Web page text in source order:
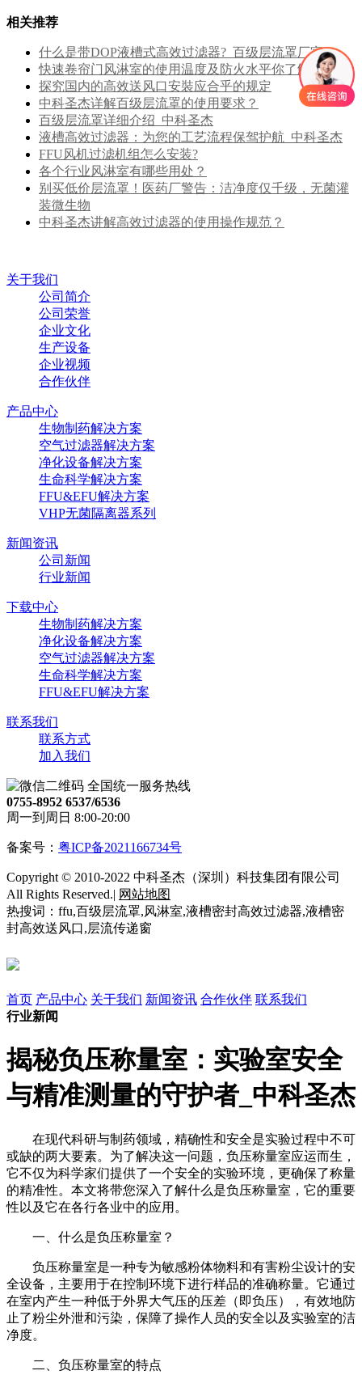
相关推荐
什么是带DOP液槽式高效过滤器?_百级层流罩厂家
快速卷帘门风淋室的使用温度及防火水平你了解吗
探究国内的高效送风口安裝应合乎的规定
中科圣杰详解百级层流罩的使用要求？
百级层流罩详细介绍_中科圣杰
液槽高效过滤器：为您的工艺流程保驾护航_中科圣杰
FFU风机过滤机组怎么安装?
各个行业风淋室有哪些用处？
别买低价层流罩！医药厂警告：洁净度仅千级，无菌灌
装微生物
中科圣杰讲解高效过滤器的使用操作规范？
关于我们
公司简介
公司荣誉
企业文化
生产设备
企业视频
合作伙伴
产品中心
生物制药解决方案
空气过滤器解决方案
净化设备解决方案
生命科学解决方案
FFU&EFU解决方案
VHP无菌隔离器系列
新闻资讯
公司新闻
行业新闻
下载中心
生物制药解决方案
净化设备解决方案
空气过滤器解决方案
生命科学解决方案
FFU&EFU解决方案
联系我们
联系方式
加入我们
全国统一服务热线
0755-8952 6537/6536
周一到周日 8:00-20:00
备案号： 粤ICP备2021166734号
Copyright © 2010-2022 中科圣杰（深圳）科技集团有限公司
All Rights Reserved.| 网站地图
热搜词：ffu,百级层流罩,风淋室,液槽密封高效过滤器,液槽密
封高效送风口,层流传递窗
首页 产品中心 关于我们 新闻资讯 合作伙伴 联系我们
行业新闻
揭秘负压称量室：实验室安全
与精准测量的守护者_中科圣杰
在现代科研与制药领域，精确性和安全是实验过程中不可
或缺的两大要素。为了解决这一问题，负压称量室应运而生，
它不仅为科学家们提供了一个安全的实验环境，更确保了称量
的精准性。本文将带您深入了解什么是负压称量室，它的重要
性以及它在各行各业中的应用。
一、什么是负压称量室？
负压称量室是一种专为敏感粉体物料和有害粉尘设计的安
全设备，主要用于在控制环境下进行样品的准确称量。它通过
在室内产生一种低于外界大气压的压差（即负压），有效地防
止了粉尘外泄和污染，保障了操作人员的安全以及实验室的洁
净度。
二、负压称量室的特点